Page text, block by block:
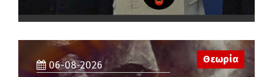
06-08-2026
Θεωρία